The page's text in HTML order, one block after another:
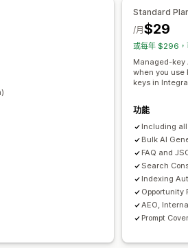
分析
追蹤
Standard
$29
/月
或每年 $296，
Managed-key
when you use
keys in
功能
Including
Bulk AI
FAQ and
Search
Indexing
Opportunity
AEO,
Prompt